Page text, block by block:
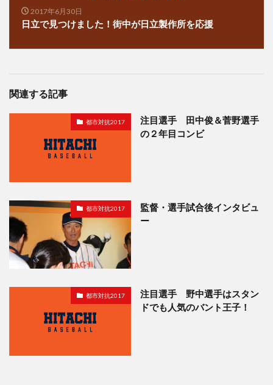
2017年6月30日
日立で見つけました！街中が日立製作所を応援
関連する記事
都市対抗2017
注目選手 田中俊＆菅野選手
の２年目コンビ
都市対抗2017
監督・選手試合後インタビュ
ー
都市対抗2017
注目選手 野中選手はスタン
ドでも人気のバント王子！